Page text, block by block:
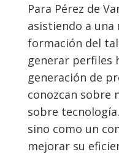
Para Pérez de
asistiendo a una
formación del
generar perfiles
generación de
conozcan sobre
sobre
sino como un
mejorar su